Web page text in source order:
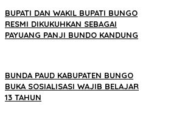
BUPATI DAN WAKIL BUPATI BUNGO
RESMI DIKUKUHKAN SEBAGAI
PAYUANG PANJI BUNDO KANDUNG
BUNDA PAUD KABUPATEN BUNGO
BUKA SOSIALISASI WAJIB BELAJAR
13 TAHUN